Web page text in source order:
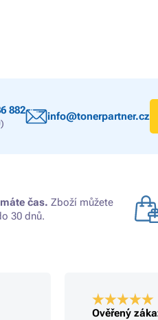
882 info@tonerpartner.cz
čas. Zboží můžete
30 dnů.
Ověřený